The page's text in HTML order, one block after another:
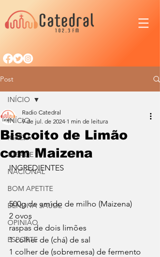
Post
INÍCIO
IGREJA
CIDADE
NACIONAL
BOM APETITE
BENDITA SAÚDE
OPINIÃO
ESPORTE
INÍCIO
Biscoito de Limão
com Maizena
Radio Catedral
9 de jul. de 2024 1 min de leitura
INGREDIENTES
500g de amido de milho (Maizena)
2 ovos
raspas de dois limões
1 colher de (chá) de sal
1 colher de (sobremesa) de fermento